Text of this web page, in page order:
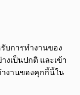
บการทำงานของ
งเป็นปกติ และเข้า
งานของคุกกี้นี้ใน